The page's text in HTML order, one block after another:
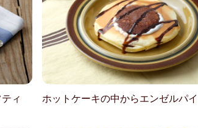
ィ ホットケーキの中からエンゼルパイ